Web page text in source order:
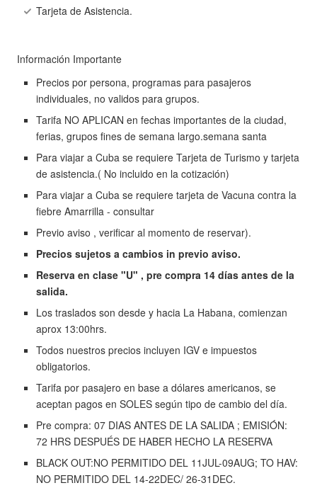
Tarjeta de Asistencia.
Información Importante
Precios por persona, programas para pasajeros
individuales, no validos para grupos.
Tarifa NO APLICAN en fechas importantes de la ciudad,
ferias, grupos fines de semana largo.semana santa
Para viajar a Cuba se requiere Tarjeta de Turismo y tarjeta
de asistencia.( No incluido en la cotización)
Para viajar a Cuba se requiere tarjeta de Vacuna contra la
fiebre Amarrilla - consultar
Previo aviso , verificar al momento de reservar).
Precios sujetos a cambios in previo aviso.
Reserva en clase "U" , pre compra 14 días antes de la
salida.
Los traslados son desde y hacia La Habana, comienzan
aprox 13:00hrs.
Todos nuestros precios incluyen IGV e impuestos
obligatorios.
Tarifa por pasajero en base a dólares americanos, se
aceptan pagos en SOLES según tipo de cambio del día.
Pre compra: 07 DIAS ANTES DE LA SALIDA ; EMISIÓN:
72 HRS DESPUÉS DE HABER HECHO LA RESERVA
BLACK OUT:NO PERMITIDO DEL 11JUL-09AUG; TO HAV:
NO PERMITIDO DEL 14-22DEC/ 26-31DEC.